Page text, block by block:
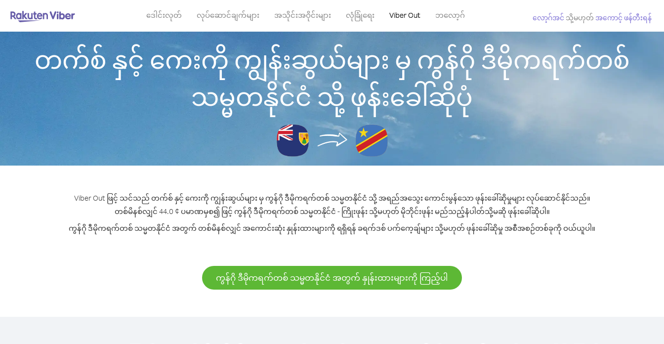
ဒေါင်းလုတ် လုပ်ဆောင်ချက်များ အသိုင်းအဝိုင်းများ လုံခြုံရေး Viber Out ဘလော့ဂ် လော့ဂ်အင် သို့မဟုတ် အကောင့် ဖန်တီးရန်
တက်စ် နှင့် ကေးကို ကျွန်းဆွယ်များ မှ ကွန်ဂို ဒီမိုကရက်တစ်
သမ္မတနိုင်ငံ သို့ ဖုန်းခေါ်ဆိုပုံ
Viber Out ဖြင့် သင်သည် တက်စ် နှင့် ကေးကို ကျွန်းဆွယ်များ မှ ကွန်ဂို ဒီမိုကရက်တစ် သမ္မတနိုင်ငံ သို့ အရည်အသွေး ကောင်းမွန်သော ဖုန်းခေါ်ဆိုမှုများ လုပ်ဆောင်နိုင်သည်။
တစ်မိနစ်လျှင် 44.0 ¢ ပမာဏမှစ၍ ဖြင့် ကွန်ဂို ဒီမိုကရက်တစ် သမ္မတနိုင်ငံ - ကြိုးဖုန်း သို့မဟုတ် မိုဘိုင်းဖုန်း မည်သည့်နံပါတ်သို့မဆို ဖုန်းခေါ်ဆိုပါ။
ကွန်ဂို ဒီမိုကရက်တစ် သမ္မတနိုင်ငံ အတွက် တစ်မိနစ်လျှင် အကောင်းဆုံး နှုန်းထားများကို ရရှိရန် ခရက်ဒစ် ပက်ကေ့ချ်များ သို့မဟုတ် ဖုန်းခေါ်ဆိုမှု အစီအစဉ်တစ်ခုကို ဝယ်ယူပါ။
ကွန်ဂို ဒီမိုကရက်တစ် သမ္မတနိုင်ငံ အတွက် နှုန်းထားများကို ကြည့်ပါ